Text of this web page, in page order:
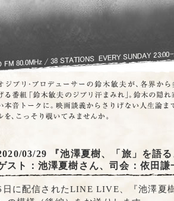
03/29
『池澤夏樹、「旅」を語
スト：池澤夏樹さん、司会：依田謙
日に配信されたLINE LIVE、『池澤夏